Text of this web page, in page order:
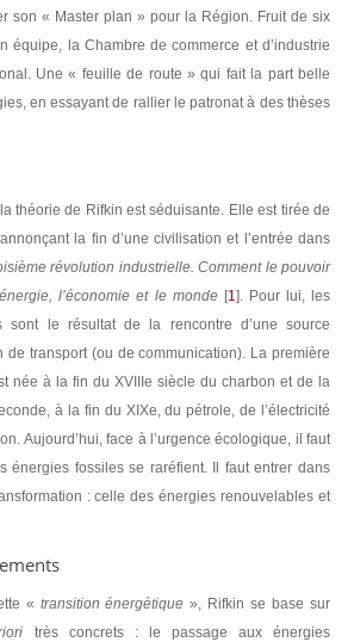
son « Master plan » pour la Région. Fruit de six
équipe, la Chambre de commerce et d’industrie
Une « feuille de route » qui fait la part belle
en essayant de rallier le patronat à des thèses
théorie de Rifkin est séduisante. Elle est tirée de
la fin d’une civilisation et l’entrée dans
révolution industrielle. Comment le pouvoir
l’économie et le monde[1]. Pour lui, les
sont le résultat de la rencontre d’une source
de transport (ou de communication). La première
née à la fin du XVIIIe siècle du charbon et de la
à la fin du XIXe, du pétrole, de l’électricité
Aujourd’hui, face à l’urgence écologique, il faut
énergies fossiles se raréfient. Il faut entrer dans
: celle des énergies renouvelables et
« transition énergétique », Rifkin se base sur
très concrets : le passage aux énergies